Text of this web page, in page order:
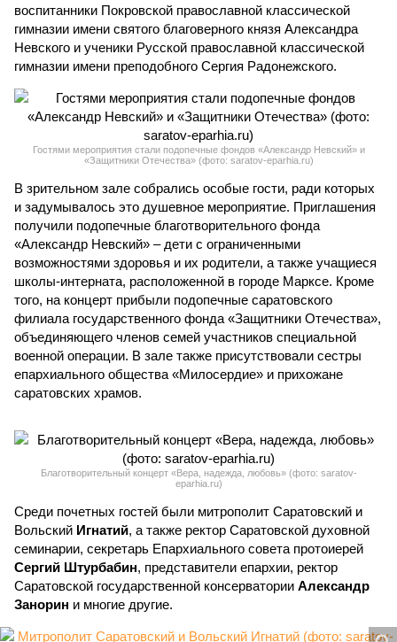
воспитанники Покровской православной классической
гимназии имени святого благоверного князя Александра
Невского и ученики Русской православной классической
гимназии имени преподобного Сергия Радонежского.
Гостями мероприятия стали подопечные фондов «Александр Невский» и
«Защитники Отечества» (фото: saratov-eparhia.ru)
В зрительном зале собрались особые гости, ради которых
и задумывалось это душевное мероприятие. Приглашения
получили подопечные благотворительного фонда
«Александр Невский» – дети с ограниченными
возможностями здоровья и их родители, а также учащиеся
школы-интерната, расположенной в городе Марксе. Кроме
того, на концерт прибыли подопечные саратовского
филиала государственного фонда «Защитники Отечества»,
объединяющего членов семей участников специальной
военной операции. В зале также присутствовали сестры
епархиального общества «Милосердие» и прихожане
саратовских храмов.
Благотворительный концерт «Вера, надежда, любовь» (фото: saratov-
eparhia.ru)
Среди почетных гостей были митрополит Саратовский и
Вольский Игнатий, а также ректор Саратовской духовной
семинарии, секретарь Епархиального совета протоиерей
Сергий Штурбабин, представители епархии, ректор
Саратовской государственной консерватории Александр
Занорин и многие другие.